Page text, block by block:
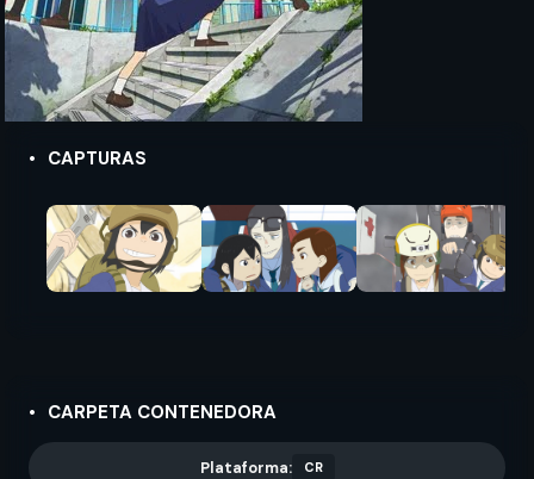
CAPTURAS
CARPETA CONTENEDORA
Plataforma: CR